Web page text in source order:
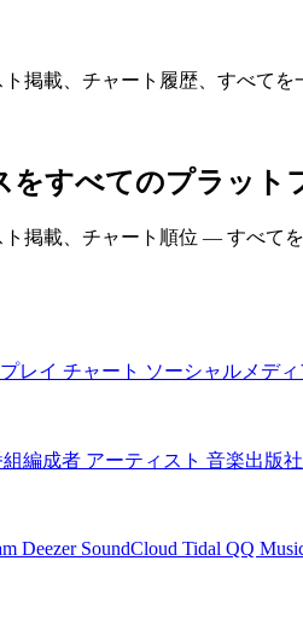
掲載、チャート履歴、すべてを
をすべてのプラット
掲載、チャート順位 — すべて
レイ チャート ソーシャルメディ
編成者 アーティスト 音楽出版社
Deezer SoundCloud Tidal QQ